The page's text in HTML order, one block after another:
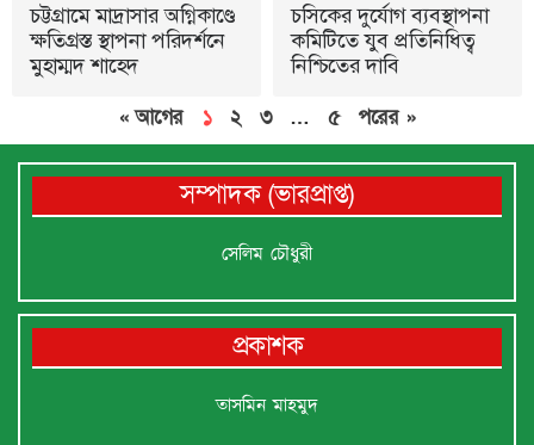
চট্টগ্রামে মাদ্রাসার অগ্নিকাণ্ডে
ক্ষতিগ্রস্ত স্থাপনা পরিদর্শনে
মুহাম্মদ শাহেদ
চসিকের দুর্যোগ ব্যবস্থাপনা
কমিটিতে যুব প্রতিনিধিত্ব
নিশ্চিতের দাবি
« আগের ১ ২ ৩ … ৫ পরের »
সম্পাদক (ভারপ্রাপ্ত)
সেলিম চৌধুরী
প্রকাশক
তাসমিন মাহমুদ